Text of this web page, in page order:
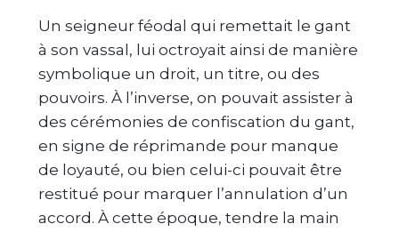
Un seigneur féodal qui remettait le gant
à son vassal, lui octroyait ainsi de manière
symbolique un droit, un titre, ou des
pouvoirs. À l’inverse, on pouvait assister à
des cérémonies de confiscation du gant,
en signe de réprimande pour manque
de loyauté, ou bien celui-ci pouvait être
restitué pour marquer l’annulation d’un
accord. À cette époque, tendre la main